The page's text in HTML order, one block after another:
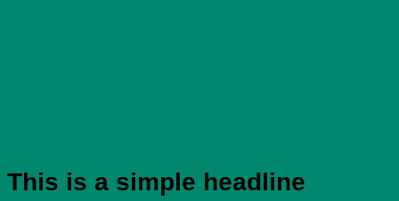
This is a simple headline